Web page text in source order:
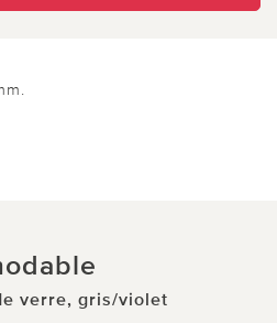
verre, gris/violet